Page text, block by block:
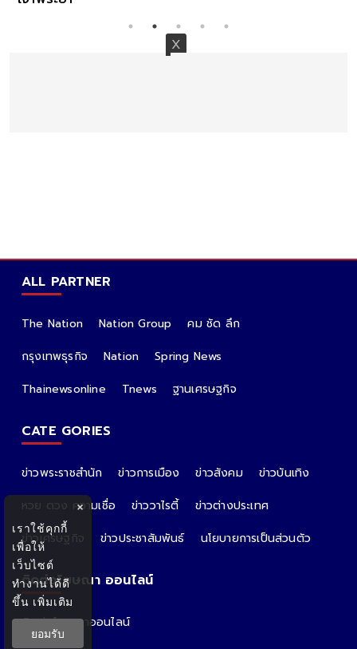
ALL PARTNER
The Nation Nation Group
คม ชัด ลึก
กรุงเทพธุรกิจ
Nation
Spring News
Thainewsonline
Tnews ฐานเศรษฐกิจ
CATE GORIES
ข่าวพระราชสำนัก ข่าวการเมือง ข่าวสังคม
ข่าวบันเทิง
หวย ดวง ความเชื่อ
ข่าววาไรตี้
ข่าวต่างประเทศ
ข่าวเศรษฐกิจ
ข่าวประชาสัมพันธ์ นโยบายการเป็นส่วนตัว
ติดต่อโฆษณา ออนไลน์
ติดต่อโฆษณาออนไลน์
คุณอ้อ
×
เราใช้คุกกี้
เพื่อให้
เว็บไซต์
ทำงานได้ดี
ขึ้น เพิ่มเติม
ยอมรับ